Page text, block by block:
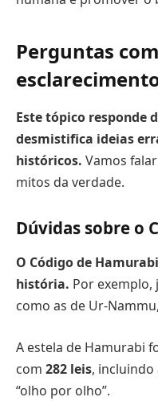
Perguntas
Este tópico responde
desmistifica ideias
históricos. Vamos
mitos da verdade.
Dúvidas sobre o
O Código de
história. Por exemplo,
como as de Ur-
A estela de Hamurabi
com 282 leis, incluindo
“olho por olho”.